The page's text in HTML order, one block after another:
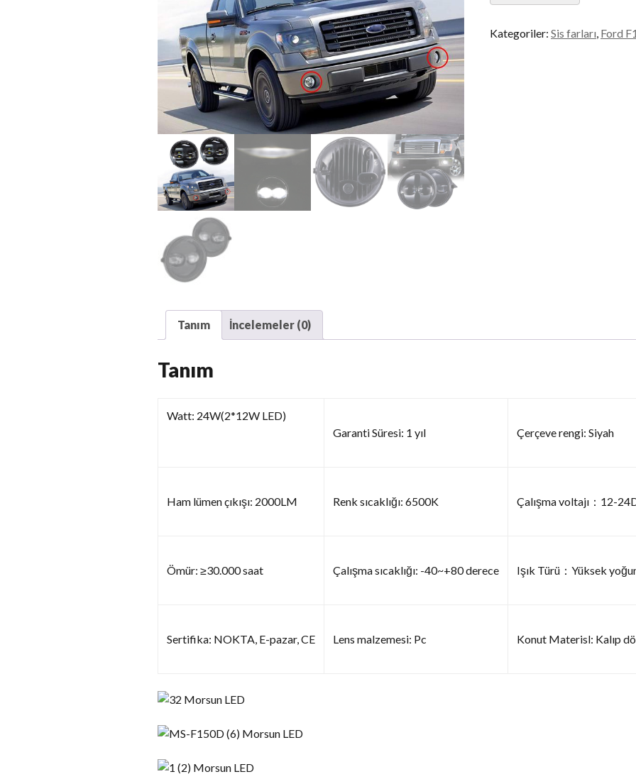
miktar
Kategoriler: Sis farları, Ford
Tanım İncelemeler (0)
Tanım
Watt: 24W(2*12W LED)
Garanti Süresi: 1 yıl
Çerçeve rengi: Siyah
Ham lümen çıkışı: 2000LM Renk sıcaklığı: 6500K Çalışma voltajı：12-
Ömür: ≥30.000 saat Çalışma sıcaklığı: -40~+80 derece Işık Türü：Yüksek
Sertifika: NOKTA, E-pazar, CE Lens malzemesi: Pc Konut Materisl: Kalıp